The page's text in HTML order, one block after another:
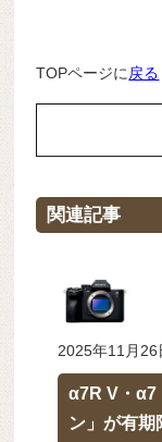
TOPページに 戻る
関連記事
2025年11月26
α7R V・α7
ン」が有期